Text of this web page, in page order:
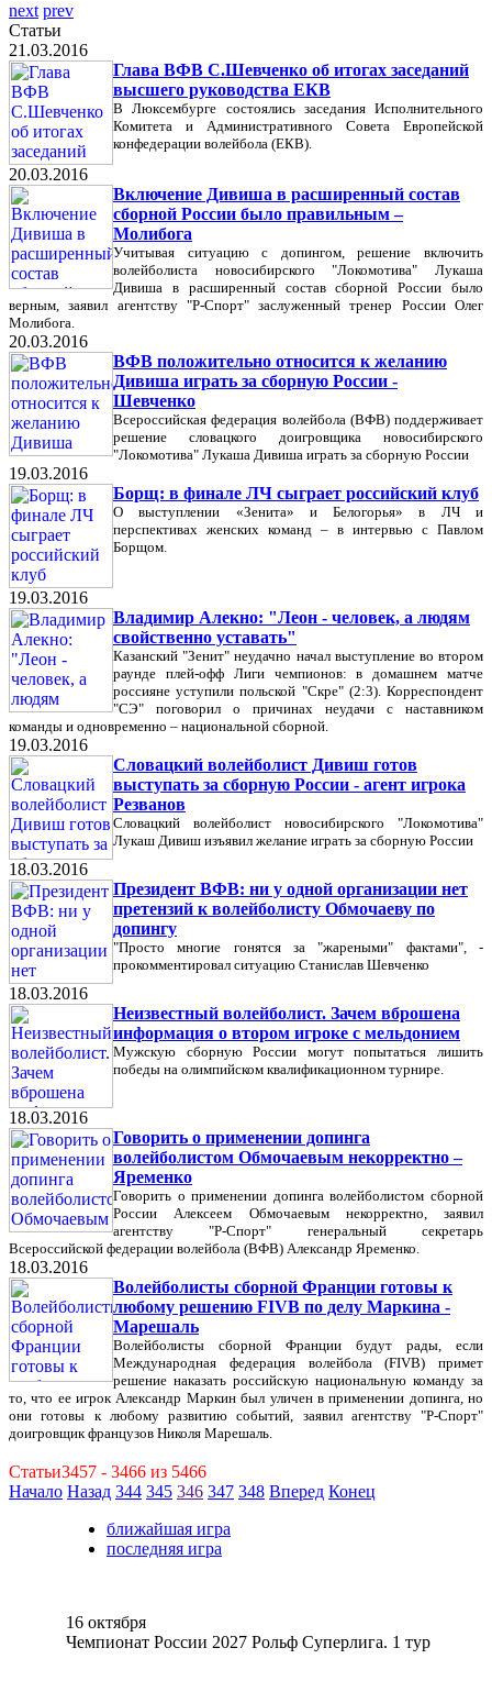
next prev
Статьи
21.03.2016
Глава ВФВ С.Шевченко об итогах заседаний
высшего руководства ЕКВ
В Люксембурге состоялись заседания Исполнительного
Комитета и Административного Совета Европейской
конфедерации волейбола (ЕКВ).
20.03.2016
Включение Дивиша в расширенный состав
сборной России было правильным –
Молибога
Учитывая ситуацию с допингом, решение включить
волейболиста новосибирского "Локомотива" Лукаша
Дивиша в расширенный состав сборной России было
верным, заявил агентству "Р-Спорт" заслуженный тренер России Олег
Молибога.
20.03.2016
ВФВ положительно относится к желанию
Дивиша играть за сборную России -
Шевченко
Всероссийская федерация волейбола (ВФВ) поддерживает
решение словацкого доигровщика новосибирского
"Локомотива" Лукаша Дивиша играть за сборную России
19.03.2016
Борщ: в финале ЛЧ сыграет российский клуб
О выступлении «Зенита» и Белогорья» в ЛЧ и
перспективах женских команд – в интервью с Павлом
Борщом.
19.03.2016
Владимир Алекно: "Леон - человек, а людям
свойственно уставать"
Казанский "Зенит" неудачно начал выступление во втором
раунде плей-офф Лиги чемпионов: в домашнем матче
россияне уступили польской "Скре" (2:3). Корреспондент
"СЭ" поговорил о причинах неудачи с наставником
команды и одновременно – национальной сборной.
19.03.2016
Словацкий волейболист Дивиш готов
выступать за сборную России - агент игрока
Резванов
Словацкий волейболист новосибирского "Локомотива"
Лукаш Дивиш изъявил желание играть за сборную России
18.03.2016
Президент ВФВ: ни у одной организации нет
претензий к волейболисту Обмочаеву по
допингу
"Просто многие гонятся за "жареными" фактами", -
прокомментировал ситуацию Станислав Шевченко
18.03.2016
Неизвестный волейболист. Зачем вброшена
информация о втором игроке с мельдонием
Мужскую сборную России могут попытаться лишить
победы на олимпийском квалификационном турнире.
18.03.2016
Говорить о применении допинга
волейболистом Обмочаевым некорректно –
Яременко
Говорить о применении допинга волейболистом сборной
России Алексеем Обмочаевым некорректно, заявил
агентству "Р-Спорт" генеральный секретарь
Всероссийской федерации волейбола (ВФВ) Александр Яременко.
18.03.2016
Волейболисты сборной Франции готовы к
любому решению FIVB по делу Маркина -
Марешаль
Волейболисты сборной Франции будут рады, если
Международная федерация волейбола (FIVB) примет
решение наказать российскую национальную команду за
то, что ее игрок Александр Маркин был уличен в применении допинга, но
они готовы к любому развитию событий, заявил агентству "Р-Спорт"
доигровщик французов Николя Марешаль.
Статьи3457 - 3466 из 5466
Начало Назад 344 345 346 347 348 Вперед Конец
ближайшая игра
последняя игра
16 октября
Чемпионат России 2027 Рольф Суперлига. 1 тур